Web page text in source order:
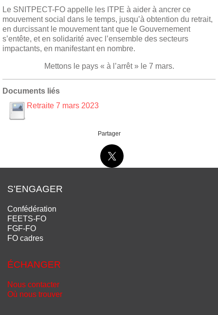
Le SNITPECT-FO appelle les ITPE à aider à ancrer ce
mouvement social dans le temps, jusqu’à obtention du retrait,
en durcissant le mouvement tant que le Gouvernement
s’entête, et en solidarité avec l’ensemble des secteurs
impactants, en manifestant en nombre.
Mettons le pays « à l’arrêt » le 7 mars.
Documents liés
Retraite 7 mars 2023
Partager
S'ENGAGER
Confédération
FEETS-FO
FGF-FO
FO cadres
ÉCHANGER
Nous contacter
Où nous trouver